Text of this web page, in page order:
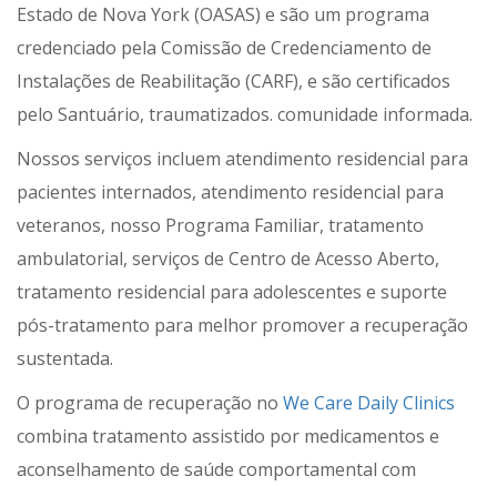
Estado de Nova York (OASAS) e são um programa
credenciado pela Comissão de Credenciamento de
Instalações de Reabilitação (CARF), e são certificados
pelo Santuário, traumatizados. comunidade informada.
Nossos serviços incluem atendimento residencial para
pacientes internados, atendimento residencial para
veteranos, nosso Programa Familiar, tratamento
ambulatorial, serviços de Centro de Acesso Aberto,
tratamento residencial para adolescentes e suporte
pós-tratamento para melhor promover a recuperação
sustentada.
O programa de recuperação no We Care Daily Clinics
combina tratamento assistido por medicamentos e
aconselhamento de saúde comportamental com